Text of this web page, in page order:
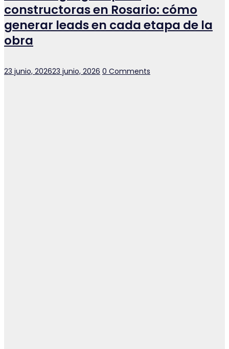
constructoras en Rosario: cómo
generar leads en cada etapa de la
obra
Posted
23 junio, 202623 junio, 2026 0 Comments